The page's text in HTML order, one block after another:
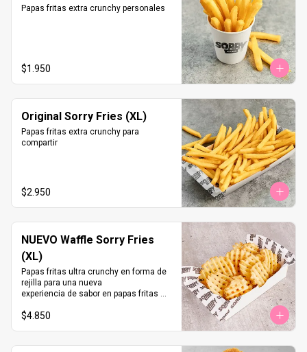
Papas fritas extra crunchy personales
$1.950
Original Sorry Fries (XL)
Papas fritas extra crunchy para
compartir
$2.950
NUEVO Waffle Sorry Fries
(XL)
Papas fritas ultra crunchy en forma de
rejilla para una nueva
experiencia de sabor en papas fritas
$4.850